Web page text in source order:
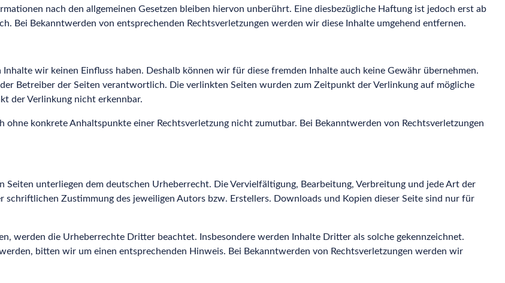
nach den allgemeinen Gesetzen bleiben hiervon unberührt. Eine diesbezügliche Haftung ist jedoch erst ab
Bei Bekanntwerden von entsprechenden Rechtsverletzungen werden wir diese Inhalte umgehend entfernen.
wir keinen Einfluss haben. Deshalb können wir für diese fremden Inhalte auch keine Gewähr übernehmen.
Betreiber der Seiten verantwortlich. Die verlinkten Seiten wurden zum Zeitpunkt der Verlinkung auf mögliche
der Verlinkung nicht erkennbar.
konkrete Anhaltspunkte einer Rechtsverletzung nicht zumutbar. Bei Bekanntwerden von Rechtsverletzungen
unterliegen dem deutschen Urheberrecht. Die Vervielfältigung, Bearbeitung, Verbreitung und jede Art der
Zustimmung des jeweiligen Autors bzw. Erstellers. Downloads und Kopien dieser Seite sind nur für
werden die Urheberrechte Dritter beachtet. Insbesondere werden Inhalte Dritter als solche gekennzeichnet.
bitten wir um einen entsprechenden Hinweis. Bei Bekanntwerden von Rechtsverletzungen werden wir